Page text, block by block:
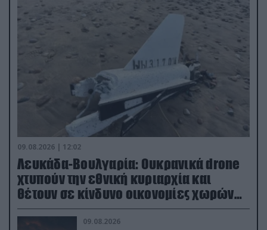
09.08.2026 | 12:02
Λευκάδα-Βουλγαρία: Ουκρανικά drone
χτυπούν την εθνική κυριαρχία και
θέτουν σε κίνδυνο οικονομίες χωρών
του ΝΑΤΟ
09.08.2026